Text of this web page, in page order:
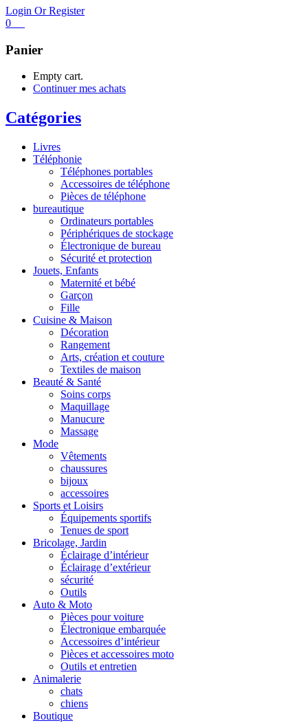
Login Or Register
0
Panier
Empty cart.
Continuer mes achats
Catégories
Livres
Téléphonie
Téléphones portables
Accessoires de téléphone
Pièces de téléphone
bureautique
Ordinateurs portables
Périphériques de stockage
Électronique de bureau
Sécurité et protection
Jouets, Enfants
Maternité et bébé
Garçon
Fille
Cuisine & Maison
Décoration
Rangement
Arts, création et couture
Textiles de maison
Beauté & Santé
Soins corps
Maquillage
Manucure
Massage
Mode
Vêtements
chaussures
bijoux
accessoires
Sports et Loisirs
Équipements sportifs
Tenues de sport
Bricolage, Jardin
Éclairage d’intérieur
Éclairage d’extérieur
sécurité
Outils
Auto & Moto
Pièces pour voiture
Électronique embarquée
Accessoires d’intérieur
Pièces et accessoires moto
Outils et entretien
Animalerie
chats
chiens
Boutique